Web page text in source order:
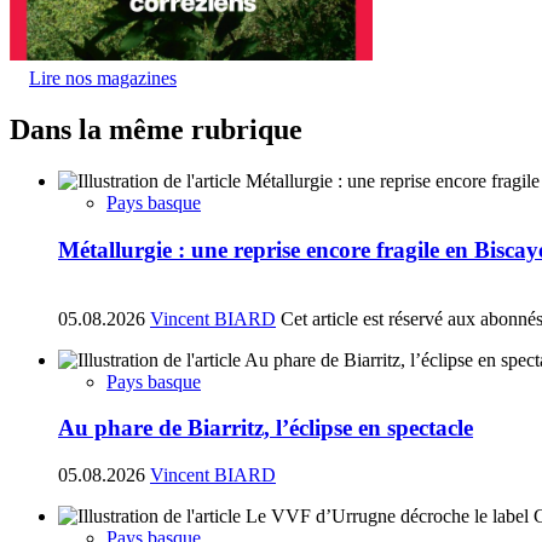
Lire nos magazines
Dans la même rubrique
Pays basque
Métallurgie : une reprise encore fragile en
05.08.2026 Vincent BIARD Cet article est réservé aux abonnés
Pays basque
Au phare de Biarritz, l’éclipse en spectacle
05.08.2026 Vincent BIARD
Pays basque